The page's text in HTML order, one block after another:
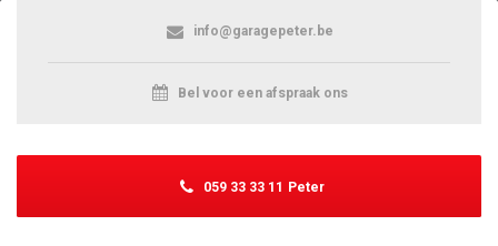
info@garagepeter.be
Bel voor een afspraak ons
059 33 33 11 Peter